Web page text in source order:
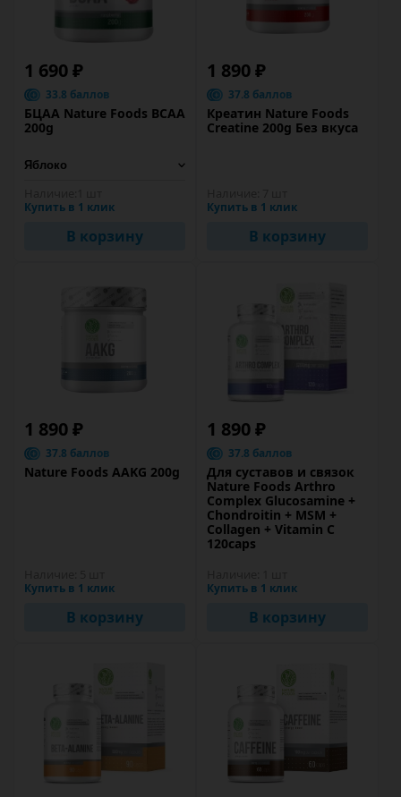
1 690 ₽
33.8 баллов
БЦАА Nature Foods BCAA
200g
Купить в 1 клик
В корзину
1 890 ₽
37.8 баллов
Креатин Nature Foods
Creatine 200g Без вкуса
Купить в 1 клик
В корзину
1 890 ₽
37.8 баллов
Nature Foods AAKG 200g
Купить в 1 клик
В корзину
1 890 ₽
37.8 баллов
Для суставов и связок
Nature Foods Arthro
Complex Glucosamine +
Chondroitin + MSM +
Collagen + Vitamin C
120caps
Купить в 1 клик
В корзину